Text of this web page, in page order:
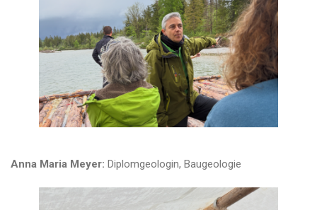
Anna Maria Meyer: Diplomgeologin, Baugeologie